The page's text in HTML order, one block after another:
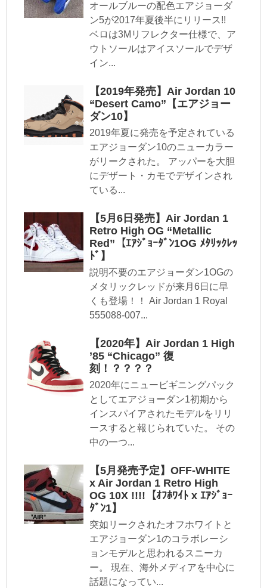
オールブルーの配色エアジョーダ
ン5が2017年夏後半にリリース!!
ベロは3Mリフレクター仕様で、ア
ウトソールはアイスソールでデザ
イン...
【2019年発売】Air Jordan 10
“Desert Camo”【エアジョー
ダン10】
2019年夏に発売を予定されている
エアジョーダン10のニューカラー
がリークされた。 アッパーを大胆
にデザート・カモでデザインされ
ている...
【5月6日発売】Air Jordan 1
Retro High OG “Metallic
Red”【ｴｱｼﾞｮｰﾀﾞﾝ1OG ﾒﾀﾘｯｸﾚｯ
ﾄﾞ】
説明不要のエアジョーダン1OGの
メタリックレッドが来月6日に早
くも登場！！ Air Jordan 1 Royal
555088-007...
【2020年】Air Jordan 1 High
’85 “Chicago” 復
刻！？？？？
2020年にニュービギニングパック
としてエアジョーダン1初期から
インスパイアされたモデルをリリ
ースすると報じられていた。 その
中の一つ...
【5月発売予定】OFF-WHITE
x Air Jordan 1 Retro High
OG 10X !!!!【ｵﾌﾎﾜｲﾄ x ｴｱｼﾞｮｰ
ﾀﾞﾝ1】
突如リークされたオフホワイトと
エアジョーダン1のコラボレーシ
ョンモデルと思われるスニーカ
ー。 現在、海外メディアを中心に
話題になってい...